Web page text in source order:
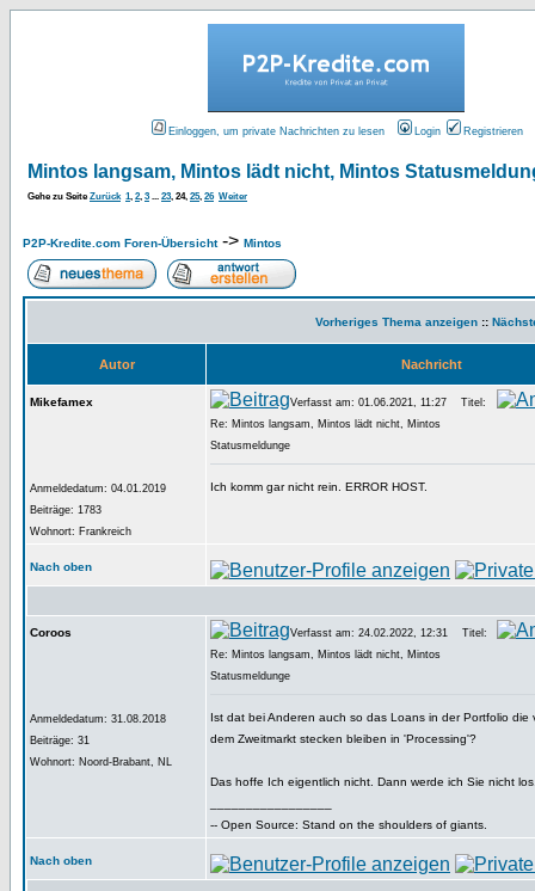
Einloggen, um private Nachrichten zu lesen Login Registrieren
Mintos langsam, Mintos lädt nicht, Mintos
Gehe zu SeiteZurück 1, 2, 3 ... 23, 24, 25, 26 Weiter
P2P-Kredite.com Foren-Übersicht-> Mintos
Vorheriges Thema anzeigen ::
Autor Nachricht
Mikefamex
Anmeldedatum: 04.01.2019
Beiträge: 1783
Wohnort: Frankreich
Verfasst am: 01.06.2021, 11:27
Titel:
Re: Mintos langsam, Mintos lädt nicht, Mintos
Statusmeldunge
Ich komm gar nicht rein. ERROR HOST.
Nach oben
Coroos
Anmeldedatum: 31.08.2018
Beiträge: 31
Wohnort: Noord-Brabant, NL
Verfasst am: 24.02.2022, 12:31
Titel:
Re: Mintos langsam, Mintos lädt nicht, Mintos
Statusmeldunge
Ist dat bei Anderen auch so das Loans in der Portfolio die
dem Zweitmarkt stecken bleiben in 'Processing'?
Das hoffe Ich eigentlich nicht. Dann werde ich Sie nicht
-- Open Source: Stand on the shoulders of giants.
Nach oben